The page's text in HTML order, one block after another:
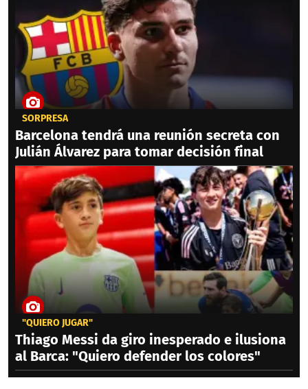
SORPRESA
Barcelona tendrá una reunión secreta con
Julián Álvarez para tomar decisión final
"QUIERO JUGAR"
Thiago Messi da giro inesperado e ilusiona
al Barca: "Quiero defender los colores"